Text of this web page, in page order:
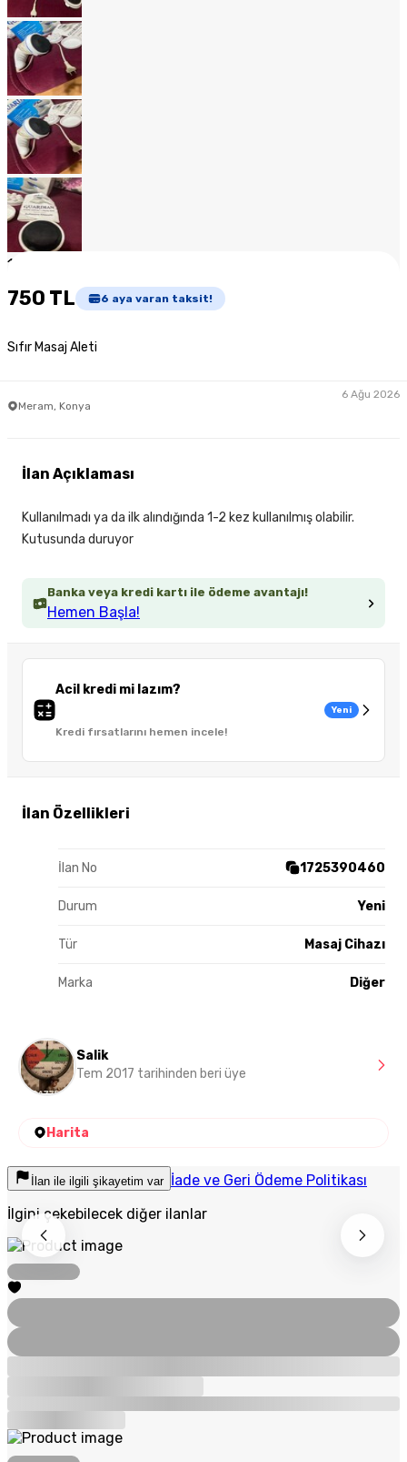
1
750 TL 6 aya varan taksit!
Sıfır Masaj Aleti
Meram, Konya
6 Ağu 2026
Banka veya kredi kartı ile ödeme avantajı!
Hemen Başla!
Acil kredi mi lazım?
Kredi fırsatlarını hemen incele!
Yeni
İlan Özellikleri
İlan No 1725390460
Durum Yeni
Tür Masaj Cihazı
Marka Diğer
İlan Açıklaması
Kullanılmadı ya da ilk alındığında 1-2 kez kullanılmış olabilir.
Kutusunda duruyor
Salik
Tem 2017 tarihinden beri üye
Harita
İlan ile ilgili şikayetim var İade ve Geri Ödeme Politikası
İlgini çekebilecek diğer ilanlar